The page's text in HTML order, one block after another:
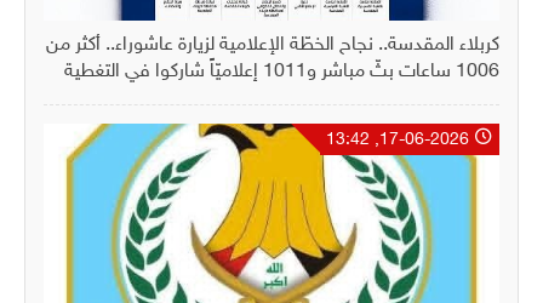
كربلاء المقدسة.. نجاح الخطّة الإعلامية لزيارة عاشوراء.. أكثر من
1006 ساعات بثّ مباشر و1011 إعلاميّاً شاركوا في التغطية